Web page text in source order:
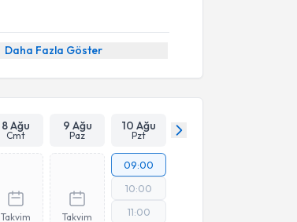
Daha Fazla Göster
8 Ağu
Cmt
9 Ağu
Paz
10 Ağu
Pzt
Takvim
Takvim
09:00
10:00
11:00